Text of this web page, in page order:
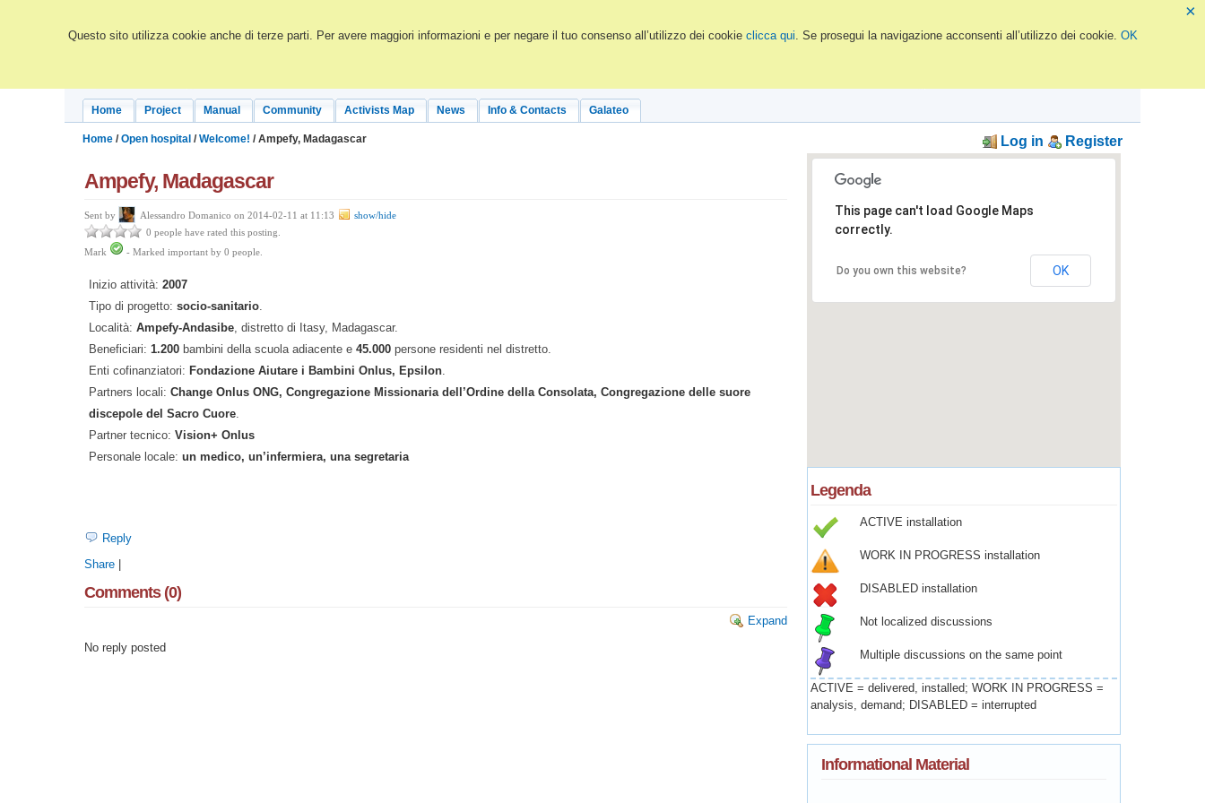
×
Questo sito utilizza cookie anche di terze parti. Per avere maggiori informazioni e per negare il tuo consenso all’utilizzo dei cookie clicca qui. Se prosegui la navigazione acconsenti all’utilizzo dei cookie. OK
Home Project Manual Community Activists Map News Info & Contacts Galateo
Log in Register
Home /Open hospital /Welcome! / Ampefy, Madagascar
Ampefy, Madagascar
Sent by Alessandro Domanico on 2014-02-11 at 11:13
show/hide
0 people have rated this posting.
Mark
- Marked important by 0 people.
Inizio attività: 2007
Tipo di progetto: socio-sanitario.
Località: Ampefy-Andasibe, distretto di Itasy, Madagascar.
Beneficiari: 1.200 bambini della scuola adiacente e 45.000 persone residenti nel distretto.
Enti cofinanziatori: Fondazione Aiutare i Bambini Onlus, Epsilon.
Partners locali: Change Onlus ONG, Congregazione Missionaria dell’Ordine della Consolata, Congregazione delle suore
discepole del Sacro Cuore.
Partner tecnico: Vision+ Onlus
Personale locale: un medico, un’infermiera, una segretaria
Reply
Share
Comments (0)
Expand
No reply posted
This page can't load Google Maps
correctly.
Do you own this website? OK
Legenda
ACTIVE installation
WORK IN PROGRESS installation
DISABLED installation
Not localized discussions
Multiple discussions on the same point
ACTIVE = delivered, installed; WORK IN PROGRESS =
analysis, demand; DISABLED = interrupted
Informational Material